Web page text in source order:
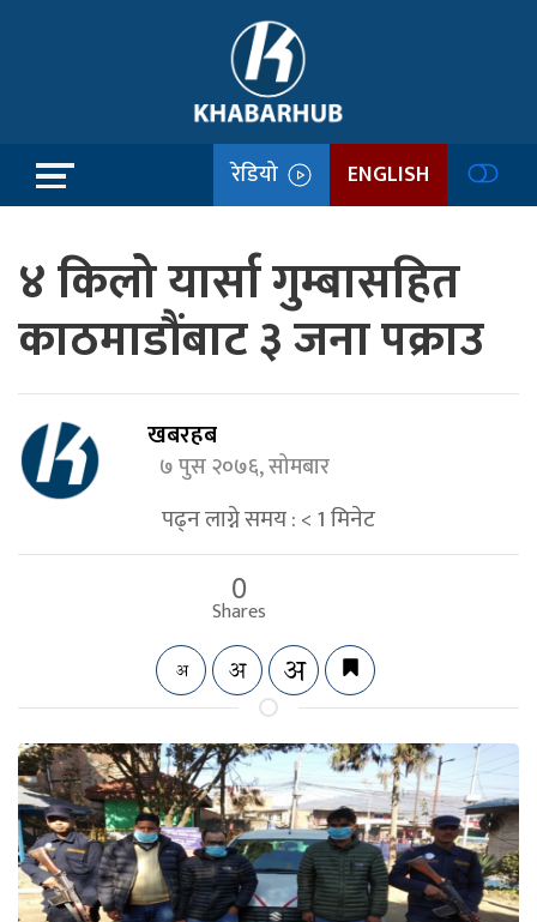
रेडियो ENGLISH
४ किलो यार्सा गुम्बासहित
काठमाडौंबाट ३ जना पक्राउ
खबरहब
७ पुस २०७६, सोमबार
पढ्न लाग्ने समय :< 1मिनेट
0
Shares